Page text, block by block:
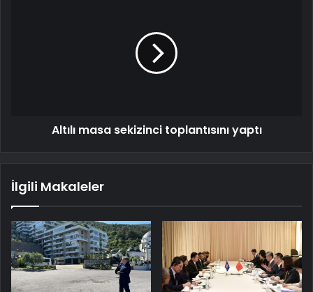
Altılı masa sekizinci toplantısını yaptı
İlgili Makaleler